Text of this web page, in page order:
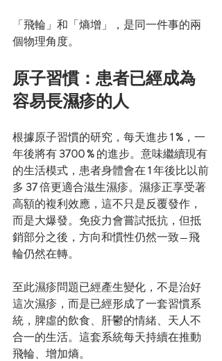
「飛輪」和「熵增」，是同一件事的兩
個物理角度。
原子習慣：患者已經成為
容易長濕疹的人
根據原子習慣的研究，每天進步 1 % ，一
年後將有 3700 % 的進步。意味繼續現有
的生活模式，患者身體會在 1 年後比以前
多 37 倍更適合滋生濕疹。濕疹正享受著
高額的複利效應，這不只是反覆發作，
而是大爆發。免疫力會嘗試抵抗，但抵
銷部分之後，方向和慣性仍然一致—飛
輪仍然在轉。
至此濕疹問題已經產生變化，不是治好
這次濕疹，而是已經形成了一套習慣系
統，脾虛的飲食、肝鬱的情緒、天人不
合一的生活。這套系統每天持續在推動
飛輪、增加熵。